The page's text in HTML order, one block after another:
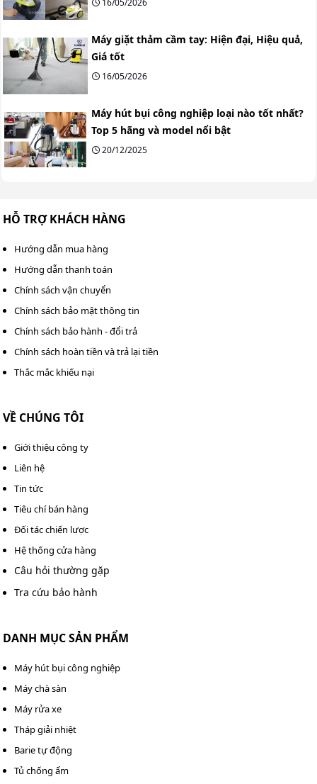
16/05/2026
Máy giặt thảm cầm tay: Hiện đại, Hiệu quả,
Giá tốt
16/05/2026
Máy hút bụi công nghiệp loại nào tốt nhất?
Top 5 hãng và model nổi bật
20/12/2025
HỖ TRỢ KHÁCH HÀNG
Hướng dẫn mua hàng
Hướng dẫn thanh toán
Chính sách vận chuyển
Chính sách bảo mật thông tin
Chính sách bảo hành - đổi trả
Chính sách hoàn tiền và trả lại tiền
Thắc mắc khiếu nại
VỀ CHÚNG TÔI
Giới thiệu công ty
Liên hệ
Tin tức
Tiêu chí bán hàng
Đối tác chiến lược
Hệ thống cửa hàng
Câu hỏi thường gặp
Tra cứu bảo hành
DANH MỤC SẢN PHẨM
Máy hút bụi công nghiệp
Máy chà sàn
Máy rửa xe
Tháp giải nhiệt
Barie tự động
Tủ chống ẩm